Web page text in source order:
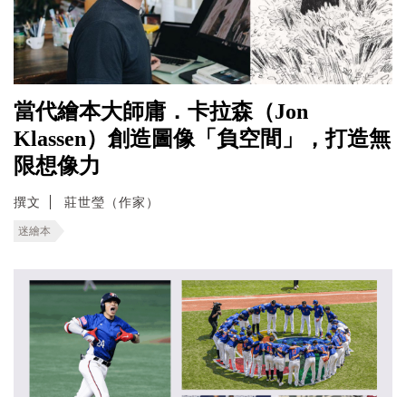
當代繪本大師庸．卡拉森（Jon
Klassen）創造圖像「負空間」，打造無
限想像力
撰文 莊世瑩（作家）
迷繪本